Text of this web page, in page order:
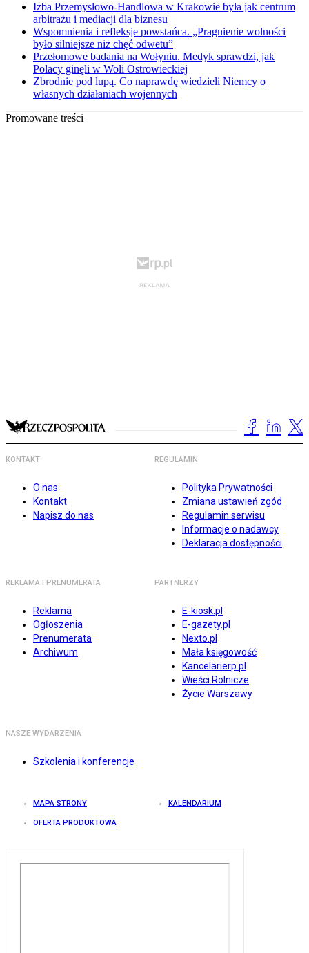
Izba Przemysłowo-Handlowa w Krakowie była jak centrum
arbitrażu i mediacji dla biznesu
Wspomnienia i refleksje powstańca. „Pragnienie wolności
było silniejsze niż chęć odwetu”
Przełomowe badania na Wołyniu. Medyk sprawdzi, jak
Polacy ginęli w Woli Ostrowieckiej
Zbrodnie pod lupą. Co naprawdę wiedzieli Niemcy o
własnych działaniach wojennych
Promowane treści
KONTAKT
O nas
Kontakt
Napisz do nas
REGULAMIN
Polityka Prywatności
Zmiana ustawień zgód
Regulamin serwisu
Informacje o nadawcy
Deklaracja dostępności
REKLAMA I PRENUMERATA
Reklama
Ogłoszenia
Prenumerata
Archiwum
PARTNERZY
E-kiosk.pl
E-gazety.pl
Nexto.pl
Mała księgowość
Kancelarierp.pl
Wieści Rolnicze
Życie Warszawy
NASZE WYDARZENIA
Szkolenia i konferencje
MAPA STRONY KALENDARIUM
OFERTA PRODUKTOWA